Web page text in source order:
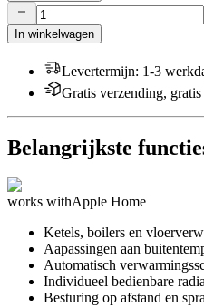
In winkelwagen
Levertermijn: 1-3
Gratis verzending,
Belangrijkste
works withApple Home
Ketels, boilers en
Aapassingen aan
Automatisch
Individueel bedienbare
Besturing op afstand en